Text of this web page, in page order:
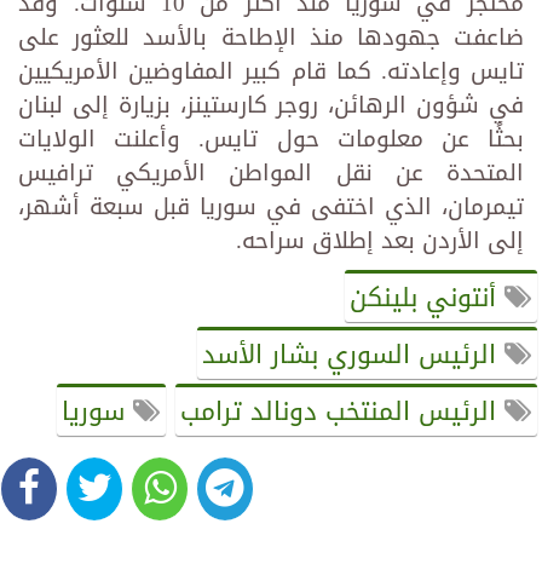
ضاعفت جهودها منذ الإطاحة بالأسد للعثور على
تايس وإعادته. كما قام كبير المفاوضين الأمريكيين
في شؤون الرهائن، روجر كارستينز، بزيارة إلى لبنان
بحثًا عن معلومات حول تايس. وأعلنت الولايات
المتحدة عن نقل المواطن الأمريكي ترافيس
تيمرمان، الذي اختفى في سوريا قبل سبعة أشهر،
إلى الأردن بعد إطلاق سراحه.
أنتوني بلينكن
الرئيس السوري بشار الأسد
الرئيس المنتخب دونالد ترامب
سوريا